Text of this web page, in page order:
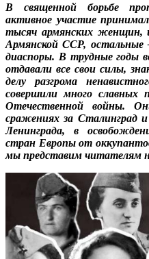
В священной борьбе
активное участие
тысяч армянских женщин,
Армянской ССР, остальные
диаспоры. В трудные годы
отдавали все свои силы,
делу разгрома
совершили много славных
Отечественной войны.
сражениях за Сталинград и
Ленинграда, в
стран Европы от
мы представим читателям